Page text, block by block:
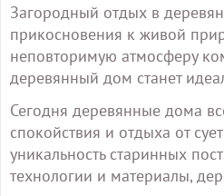
Загородный отдых в
прикосновения к живой
неповторимую атмосферу
деревянный дом станет
Сегодня деревянные дома
спокойствия и отдыха от
уникальность старинных
технологии и материалы,